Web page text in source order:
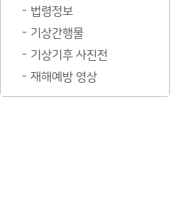
법령정보
기상간행물
기상기후 사진전
재해예방 영상